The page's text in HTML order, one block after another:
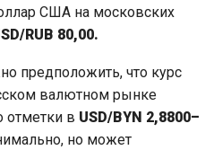
США на московских
RUB 80,00.
предположить, что курс
валютном рынке
отметки в USD/BYN 2,8800–
но может